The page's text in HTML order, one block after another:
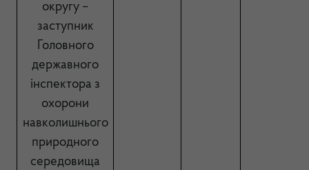
округу –
заступник
Головного
державного
інспектора з
охорони
навколишнього
природного
середовища